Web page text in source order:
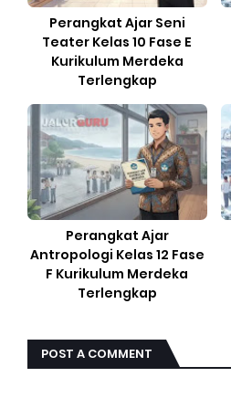
Perangkat Ajar Seni
Teater Kelas 10 Fase E
Kurikulum Merdeka
Terlengkap
Perangkat Ajar
Antropologi Kelas 12 Fase
F Kurikulum Merdeka
Terlengkap
POST A COMMENT